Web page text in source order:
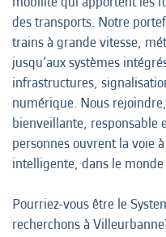
des transports. Notre
trains à grande vitesse,
jusqu’aux systèmes
infrastructures,
numérique. Nous
bienveillante, responsable
personnes ouvrent la voie
intelligente, dans le monde
Pourriez-vous être le
recherchons à